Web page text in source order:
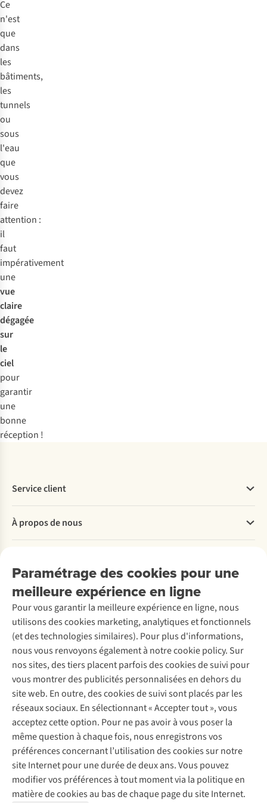
Ce
n'est
que
dans
les
bâtiments,
les
tunnels
ou
sous
l'eau
que
vous
devez
faire
attention :
il
faut
impérativement
une
vue
claire
dégagée
sur
le
ciel
pour
garantir
une
bonne
réception !
Paramétrage des cookies pour une
meilleure expérience en ligne
Pour vous garantir la meilleure expérience en ligne, nous
utilisons des cookies marketing, analytiques et fonctionnels
(et des technologies similaires). Pour plus d'informations,
nous vous renvoyons également à notre cookie policy. Sur
nos sites, des tiers placent parfois des cookies de suivi pour
vous montrer des publicités personnalisées en dehors du
site web. En outre, des cookies de suivi sont placés par les
réseaux sociaux. En sélectionnant « Accepter tout », vous
acceptez cette option. Pour ne pas avoir à vous poser la
même question à chaque fois, nous enregistrons vos
préférences concernant l’utilisation des cookies sur notre
site Internet pour une durée de deux ans. Vous pouvez
modifier vos préférences à tout moment via la politique en
matière de cookies au bas de chaque page du site Internet.
Service client
Commander
Payer
Retourner
Rétractation d'une commande
Entretien & réparations
Garantie
Contactez-nous
À propos de nous
Entreprise responsable
À propos d’Ayacucho
Nos magasins
À propos d’A.S.Adventure
Déclaration d'accessibilité
Location / Location sports d’hiver
Seconde-main
Entretien de ski
Service de lavage
Entretien de chaussures
Réparation de chaussures
Réparation de vêtements
Retouches
Pour les entreprises
Découvrez
A.S.Magazine
Explore Camp
Expertise & conseils
Abonnez-vous à la newsletter
Suivez-nous
Mentions légales
Politique de confidentialité